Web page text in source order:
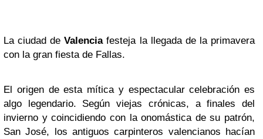
La ciudad deValenciafesteja la llegada de la primavera
con la gran fiesta de Fallas.
El origen de esta mítica y espectacular celebración es
algo legendario. Según viejas crónicas, a finales del
invierno y coincidiendo con la onomástica de su patrón,
San José, los antiguos carpinteros valencianos hacían